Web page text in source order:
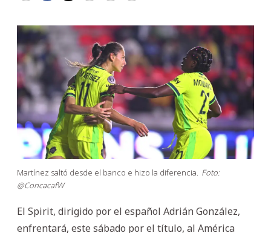
Martínez saltó desde el banco e hizo la diferencia. Foto:
@ConcacafW
El Spirit, dirigido por el español Adrián González,
enfrentará, este sábado por el título, al América